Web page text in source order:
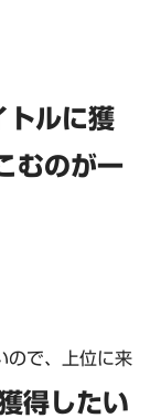
トルに獲
むのが一
ので、上位に来
得したい